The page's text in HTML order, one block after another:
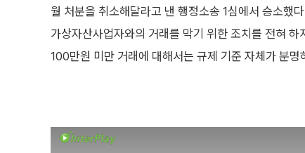
월 처분을 취소해달라고 낸 행정소송 1심에서 승소했
가상자산사업자와의 거래를 막기 위한 조치를 전혀 하
100만원 미만 거래에 대해서는 규제 기준 자체가 분명